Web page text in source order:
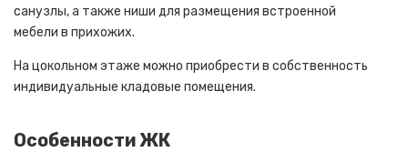
санузлы, а также ниши для размещения встроенной
мебели в прихожих.
На цокольном этаже можно приобрести в собственность
индивидуальные кладовые помещения.
Особенности ЖК